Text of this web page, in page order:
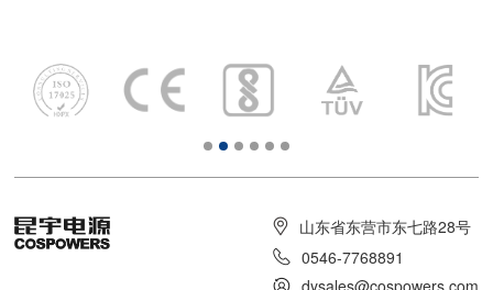
山东省东营市东七路28号
0546-7768891
dysales@cospowers.com